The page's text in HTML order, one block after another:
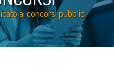
ai concorsi pubblici